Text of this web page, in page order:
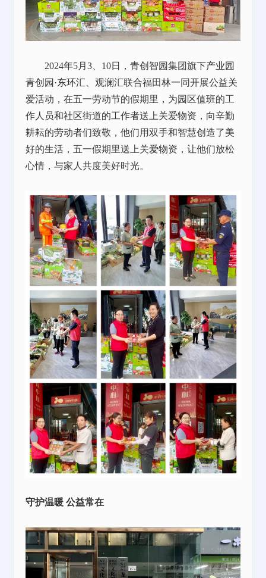
2024年5月3、10日，青创智园集团旗下产业园
青创园·东环汇 、观澜汇联合福田林一同开展公益关
爱活动，在五一劳动节的假期里，为园区值班的工
作人员和社区街道的工作者送上关爱物资，向辛勤
耕耘的劳动者们致敬，他们用双手和智慧创造了美
好的生活，五一假期里送上关爱物资，让他们放松
心情，与家人共度美好时光。
守护温暖 公益常在